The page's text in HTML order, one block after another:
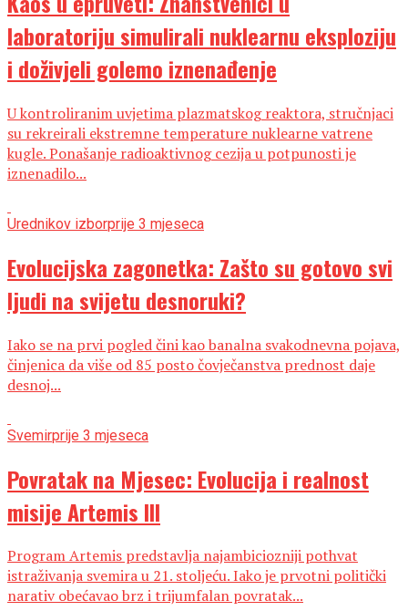
laboratoriju simulirali nuklearnu eksploziju
i doživjeli golemo iznenađenje
U kontroliranim uvjetima plazmatskog reaktora, stručnjaci
su rekreirali ekstremne temperature nuklearne vatrene
kugle. Ponašanje radioaktivnog cezija u potpunosti je
iznenadilo...
Urednikov izborprije 3 mjeseca
Evolucijska zagonetka: Zašto su gotovo svi
ljudi na svijetu desnoruki?
Iako se na prvi pogled čini kao banalna svakodnevna pojava,
činjenica da više od 85 posto čovječanstva prednost daje
desnoj...
Svemirprije 3 mjeseca
Povratak na Mjesec: Evolucija i realnost
misije Artemis III
Program Artemis predstavlja najambiciozniji pothvat
istraživanja svemira u 21. stoljeću. Iako je prvotni politički
narativ obećavao brz i trijumfalan povratak...